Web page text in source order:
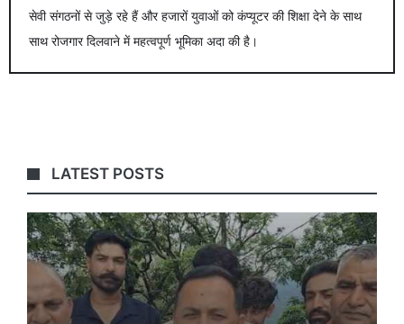
सेवी संगठनों से जुड़े रहे हैं और हजारों युवाओं को कंप्यूटर की शिक्षा देने के साथ
साथ रोजगार दिलवाने में महत्वपूर्ण भूमिका अदा की है।
LATEST POSTS